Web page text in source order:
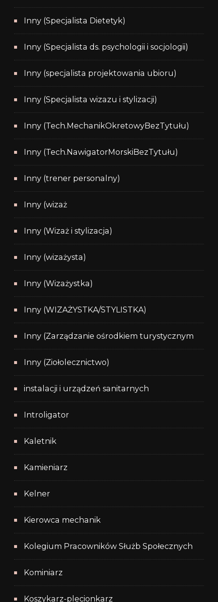
Inny (Specjalista Dietetyk)
Inny (Specjalista ds. psychologii i socjologii)
Inny (specjalista projektowania ubioru)
Inny (Specjalista wizazu i stylizacji)
Inny (Tech.MechanikOkretowyBezTytułu)
Inny (Tech.NawigatorMorskiBezTytułu)
Inny (trener personalny)
Inny (wizaż
Inny (Wizaż i stylizacja)
Inny (wizażysta)
Inny (Wizażystka)
Inny (WIZAŻYSTKA/STYLISTKA)
Inny (Zarządzanie ośrodkiem turystycznym
Inny (Ziołolecznictwo)
instalacji i urządzeń sanitarnych
Introligator
Kaletnik
Kamieniarz
Kelner
Kierowca mechanik
Kolegium Pracowników Służb Społecznych
Kominiarz
Koszykarz-plecionkarz